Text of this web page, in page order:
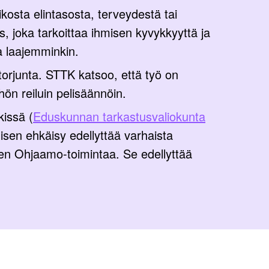
elintasosta, terveydestä tai
joka tarkoittaa ihmisen kyvykkyyttä ja
STTK katsoo, että työ on
reiluin pelisäännöin.
(Eduskunnan tarkastusvaliokunta
ehkäisy edellyttää varhaista
Ohjaamo-toimintaa. Se edellyttää